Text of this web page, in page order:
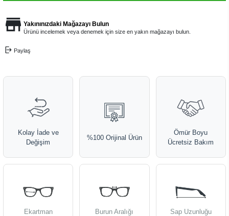
Yakınınızdaki Mağazayı Bulun
Ürünü incelemek veya denemek için size en yakın mağazayı bulun.
Paylaş
Kolay İade ve
Değişim
%100 Orijinal Ürün
Ömür Boyu
Ücretsiz Bakım
Ekartman Burun Aralığı Sap Uzunluğu